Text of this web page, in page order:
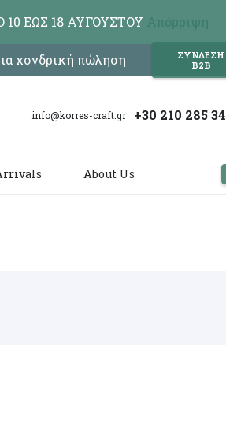
χονδρική πώληση
ΣΥΝΔΕΣΗ
Β2Β
info@korres-craft.gr +30 210 285
About Us
ΕΩΣ 18 ΑΥΓΟΥΣΤΟΥ Απόρριψη